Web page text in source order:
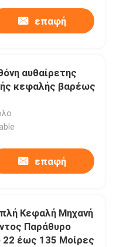
επαφή
αυθαίρετης
κεφαλής βαρέως
επαφή
Κεφαλή Μηχανή
Παράθυρο
22 έως 135 Μοίρες